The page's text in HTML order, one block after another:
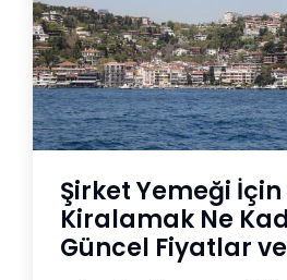
Şirket Yemeği
Kiralamak Ne
Güncel Fiyatlar